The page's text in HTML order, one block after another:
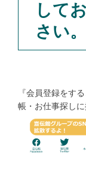
して
さい。
『会員登録をす
帳・お仕事探し